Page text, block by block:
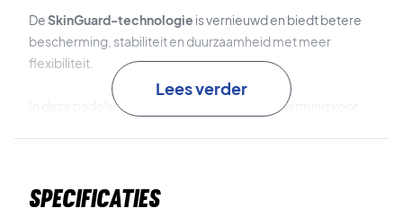
DeSkinGuard-technologie is vernieuwd en biedt betere
bescherming, stabiliteit en duurzaamheid met meer
flexibiliteit.
In deze padelschoen krijg je ook extra bescherming voor
De tussenzool is gemaakt van lichtgewicht
Lees verder
Specificaties